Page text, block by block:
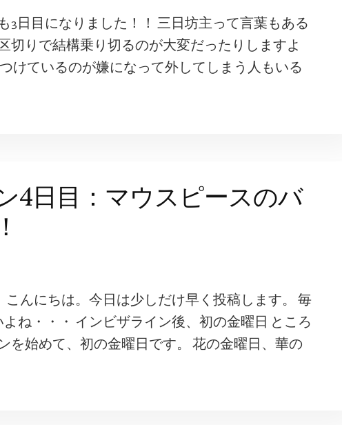
3日目になりました！！ 三日坊主って言葉もある
切りで結構乗り切るのが大変だったりしますよ
けているのが嫌になって外してしまう人もいる
4日目：マウスピースのバ
こんにちは。今日は少しだけ早く投稿します。 毎
ね・・・ インビザライン後、初の金曜日 ところ
を始めて、初の金曜日です。 花の金曜日、華の